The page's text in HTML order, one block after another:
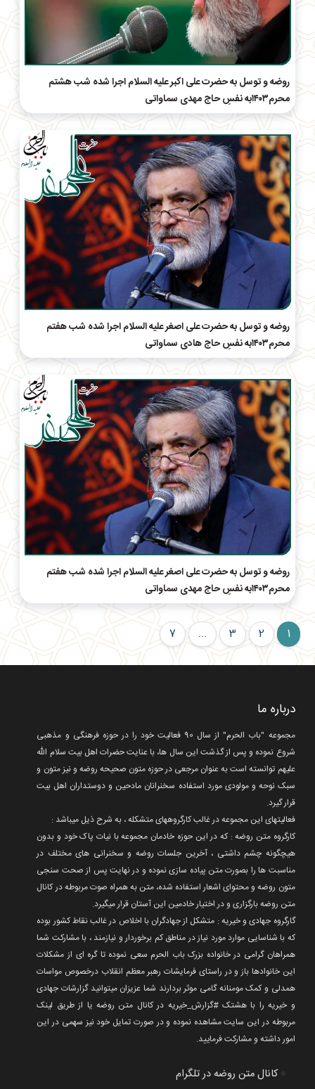
روضه و توسل به حضرت علی اکبر علیه السلام اجرا شده شب هشتم
محرم۱۴۰۳به نفسِ حاج مهدی سماواتی
روضه و توسل به حضرت علی اصغر علیه السلام اجرا شده شب هفتم
محرم۱۴۰۳به نفسِ حاج هادی سماواتی
روضه و توسل به حضرت علی اصغر علیه السلام اجرا شده شب هفتم
محرم۱۴۰۳به نفسِ حاج مهدی سماواتی
1
2
3
...
7
درباره ما
مجموعه "باب الحرم" از سال 90 فعالیت خود را در حوزه فرهنگی و مذهبی
شروع نموده و پس از گذشت این سال ها، با عنایت حضرات اهل بیت سلام الله
علیهم توانسته است به عنوان مرجعی در حوزه متون صحیحه روضه و نیز متون و
سبک نوحه و مولودی مورد استفاده سخنرانان مادحین و دوستداران اهل بیت
قرار گیرد.
فعالیتهای این مجموعه در غالب کارگروههای متشکله ، به شرح ذیل میباشد :
کارگروه متن روضه : که در این حوزه خادمان مجموعه با نیات پاک خود و بدون
هیچگونه چشم داشتی ، آخرین جلسات روضه و سخنرانی های مختلف در
مناسبت ها را بصورت متن پیاده سازی نموده و در نهایت پس از صحت سنجی
متون روضه و محتوای اشعار استفاده شده، متن به همراه صوت مربوطه در کانال
متن روضه بارگزاری و در اختیار خادمین این آستان قرار میگیرد.
گارگروه جهادی و خیریه : متشکل از جهادگران با اخلاص در غالب نقاط کشور بوده
که با شناسایی موارد مورد نیاز در مناطق کم برخوردار و نیازمند ، با مشارکت شما
همراهان گرامی در خانواده بزرک باب الحرم سعی نموده تا گره ای از مشکلات
این خانوادها باز و در راستای فرمایشات رهبر معظم انقلاب درخصوص مواسات
همدلی و کمک مومنانه گامی موثر بردارند شما عزیزان میتوانید گزارشات جهادی
و خیریه را با هشتک #گزارش_خیریه در کانال متن روضه یا از طریق لینک
مربوطه در این سایت مشاهده نموده و در صورت تمایل خود نیز سهمی در این
امور داشته و مشارکت فرمایید.
🔸کانال متن روضه در تلگرام